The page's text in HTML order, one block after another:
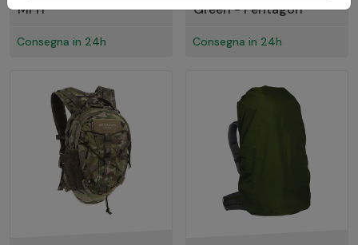
MFH
Consegna in 24h
Green - Pentagon
Consegna in 24h